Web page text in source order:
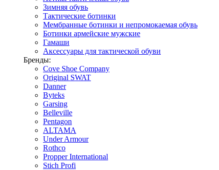
Зимняя обувь
Тактические ботинки
Мембранные ботинки и непромокаемая обувь
Ботинки армейские мужские
Гамаши
Аксессуары для тактической обуви
Бренды:
Cove Shoe Company
Original SWAT
Danner
Byteks
Garsing
Belleville
Pentagon
ALTAMA
Under Armour
Rothco
Propper International
Stich Profi